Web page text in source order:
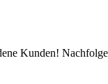
Kunden!